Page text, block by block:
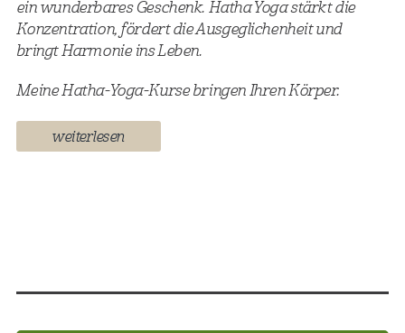
ein wunderbares Geschenk. Hatha Yoga stärkt die
Konzentration, fördert die Ausgeglichenheit und
bringt Harmonie ins Leben.
Meine Hatha-Yoga-Kurse bringen Ihren Körper.
weiterlesen